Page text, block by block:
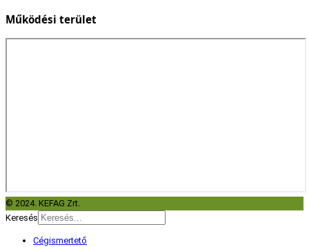
Működési terület
© 2024. KEFAG Zrt.
Keresés
Cégismertető